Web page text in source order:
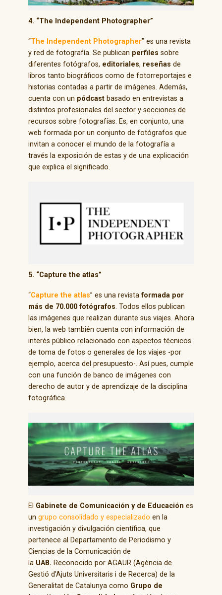
4. “The Independent Photographer”
“The Independent Photographer” es una revista
y red de fotografía. Se publican perfiles sobre
diferentes fotógrafos, editoriales, reseñas de
libros tanto biográficos como de fotorreportajes e
historias contadas a partir de imágenes. Además,
cuenta con un pódcastbasado en entrevistas a
distintos profesionales del sector y secciones de
recursos sobre fotografías. Es, en conjunto, una
web formada por un conjunto de fotógrafos que
invitan a conocer el mundo de la fotografía a
través la exposición de estas y de una explicación
que explica el significado.
5. “Capture the atlas”
“Capture the atlas” es una revistaformada por
más de 70.000 fotógrafos . Todos ellos publican
las imágenes que realizan durante sus viajes. Ahora
bien, la web también cuenta con información de
interés público relacionado con aspectos técnicos
de toma de fotos o generales de los viajes -por
ejemplo, acerca del presupuesto-. Así pues, cumple
con una función de banco de imágenes con
derecho de autor y de aprendizaje de la disciplina
fotográfica.
El Gabinete de Comunicación y de Educación es
un grupo consolidado y especializado en la
investigación y divulgación científica, que
pertenece al Departamento de Periodismo y
Ciencias de la Comunicación de
la UAB. Reconocido por AGAUR (Agència de
Gestió d’Ajuts Universitaris i de Recerca) de la
Generalitat de Catalunya como Grupo de